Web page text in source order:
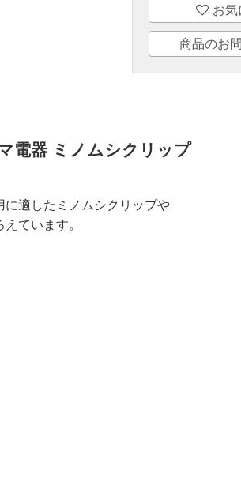
お気
商品のお
電器 ミノムシクリップ
適したミノムシクリップや
ています。